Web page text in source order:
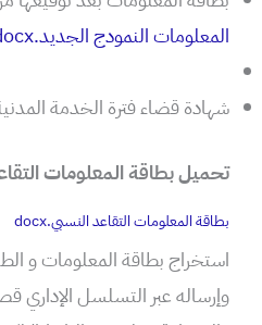
المعلومات النمودج الجديد.docx
شهادة قضاء فترة الخدمة
تحميل بطاقة المعلومات
بطاقة المعلومات التقاعد النسبي.docx
استخراج بطاقة المعلومات و
وإرساله عبر التسلسل الإداري